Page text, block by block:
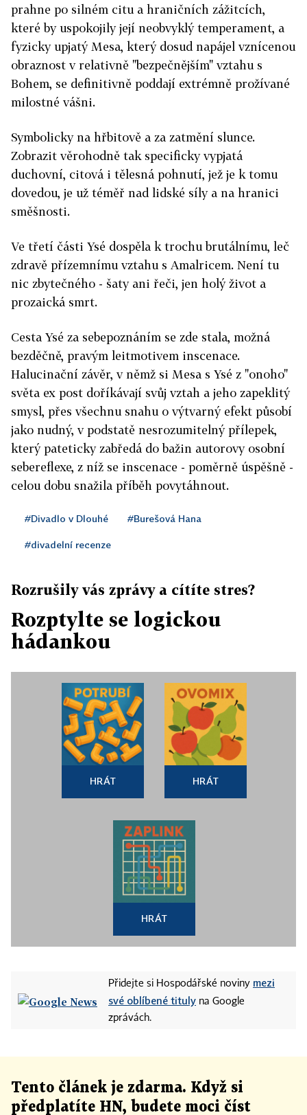
prahne po silném citu a hraničních zážitcích,
které by uspokojily její neobvyklý temperament, a
fyzicky upjatý Mesa, který dosud napájel vznícenou
obraznost v relativně "bezpečnějším" vztahu s
Bohem, se definitivně poddají extrémně prožívané
milostné vášni.
Symbolicky na hřbitově a za zatmění slunce.
Zobrazit věrohodně tak specificky vypjatá
duchovní, citová i tělesná pohnutí, jež je k tomu
dovedou, je už téměř nad lidské síly a na hranici
směšnosti.
Ve třetí části Ysé dospěla k trochu brutálnímu, leč
zdravě přízemnímu vztahu s Amalricem. Není tu
nic zbytečného - šaty ani řeči, jen holý život a
prozaická smrt.
Cesta Ysé za sebepoznáním se zde stala, možná
bezděčně, pravým leitmotivem inscenace.
Halucinační závěr, v němž si Mesa s Ysé z "onoho"
světa ex post doříkávají svůj vztah a jeho zapeklitý
smysl, přes všechnu snahu o výtvarný efekt působí
jako nudný, v podstatě nesrozumitelný přílepek,
který pateticky zabředá do bažin autorovy osobní
sebereflexe, z níž se inscenace - poměrně úspěšně -
celou dobu snažila příběh povytáhnout.
#Divadlo v Dlouhé #Burešová Hana
#divadelní recenze
Rozrušily vás zprávy a cítíte stres?
Rozptylte se logickou
hádankou
HRÁT HRÁT
HRÁT
Přidejte si Hospodářské noviny mezi
své oblíbené tituly na Google
zprávách.
Tento článek je zdarma. Když si
předplatíte HN, budete moci číst